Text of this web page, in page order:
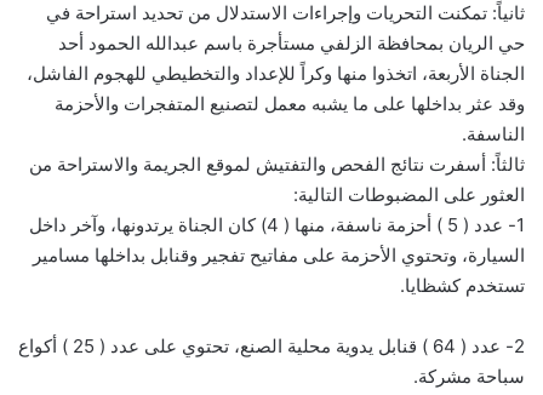
ثانياً: تمكنت التحريات وإجراءات الاستدلال من تحديد استراحة في
حي الريان بمحافظة الزلفي مستأجرة باسم عبدالله الحمود أحد
الجناة الأربعة، اتخذوا منها وكراً للإعداد والتخطيطي للهجوم الفاشل،
وقد عثر بداخلها على ما يشبه معمل لتصنيع المتفجرات والأحزمة
الناسفة.
ثالثاً: أسفرت نتائج الفحص والتفتيش لموقع الجريمة والاستراحة من
العثور على المضبوطات التالية:
1- عدد ( 5 ) أحزمة ناسفة، منها ( 4) كان الجناة يرتدونها، وآخر داخل
السيارة، وتحتوي الأحزمة على مفاتيح تفجير وقنابل بداخلها مسامير
تستخدم كشظايا.
2- عدد ( 64 ) قنابل يدوية محلية الصنع، تحتوي على عدد ( 25 ) أكواع
سباحة مشركة.